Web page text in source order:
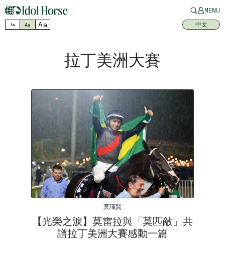
MENU
Aa Aa Aa 中文
拉丁美洲大賽
莫瑾賢
【光榮之淚】莫雷拉與「莫匹敵」共
譜拉丁美洲大賽感動一篇